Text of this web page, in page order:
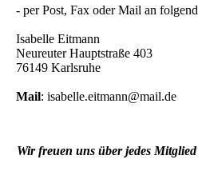
- per Post, Fax oder Mail an
Isabelle Eitmann
Neureuter Hauptstraße 403
76149 Karlsruhe
Mail: isabelle.eitmann@mail.de
Wir freuen uns über jedes